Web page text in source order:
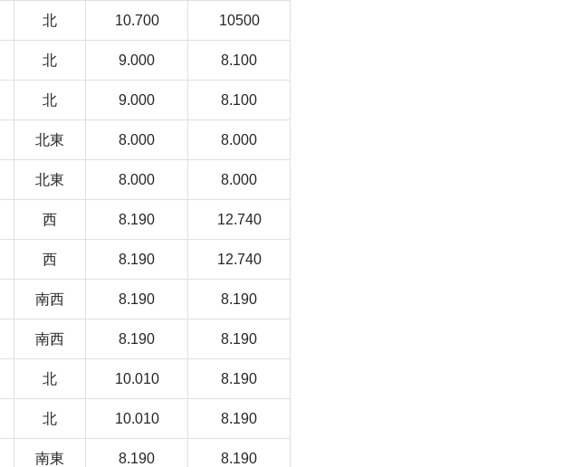
北 10.700 10500
北 9.000 8.100
北 9.000 8.100
北東 8.000 8.000
北東 8.000 8.000
西 8.190 12.740
西 8.190 12.740
南西 8.190 8.190
南西 8.190 8.190
北 10.010 8.190
北 10.010 8.190
南東 8.190 8.190